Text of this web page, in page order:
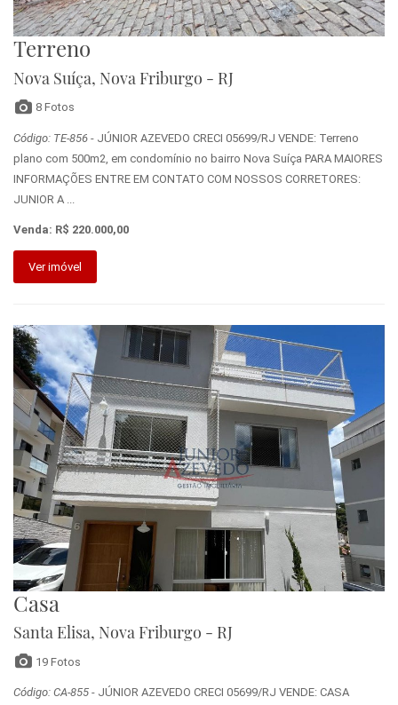
Terreno
Nova Suíça, Nova Friburgo - RJ
8 Fotos
Código: TE-856 - JÚNIOR AZEVEDO CRECI 05699/RJ VENDE: Terreno
plano com 500m2, em condomínio no bairro Nova Suíça PARA MAIORES
INFORMAÇÕES ENTRE EM CONTATO COM NOSSOS CORRETORES:
JUNIOR A ...
Venda: R$ 220.000,00
Ver imóvel
Casa
Santa Elisa, Nova Friburgo - RJ
19 Fotos
Código: CA-855 - JÚNIOR AZEVEDO CRECI 05699/RJ VENDE: CASA